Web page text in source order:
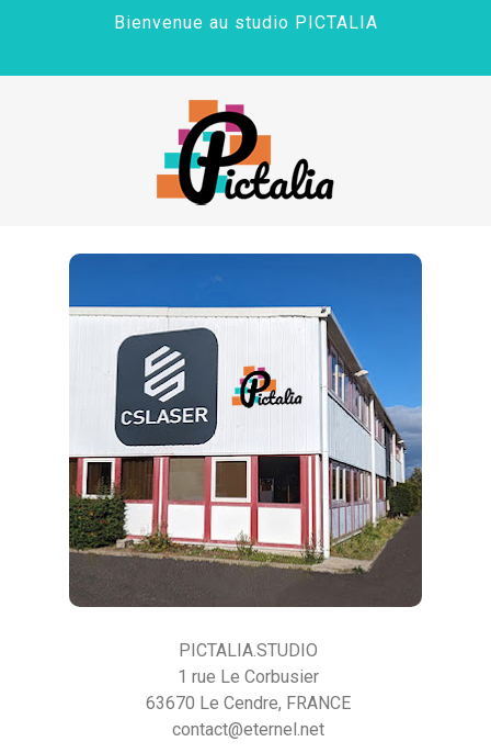
Bienvenue au studio PICTALIA
PICTALIA.STUDIO
1 rue Le Corbusier
63670 Le Cendre, FRANCE
contact@eternel.net